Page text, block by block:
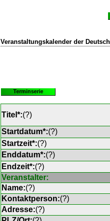
Veranstaltungskalender der
Terminserie
Titel*:(?)
Startdatum*:(?)
Startzeit*:(?)
Enddatum*:(?)
Endzeit*:(?)
Veranstalter:
Name:(?)
Kontaktperson:(?)
Adresse:(?)